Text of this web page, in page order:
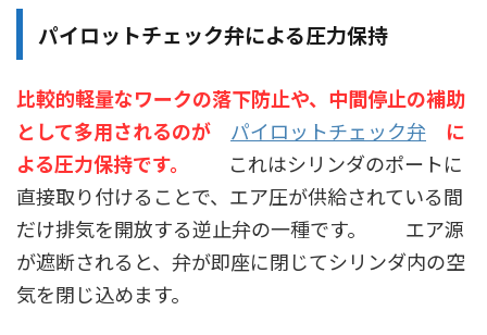
パイロットチェック弁による圧力保持
比較的軽量なワークの落下防止や、中間停止の補助
として多用されるのが パイロットチェック弁 に
よる圧力保持です。
これはシリンダのポートに
直接取り付けることで、エア圧が供給されている間
だけ排気を開放する逆止弁の一種です。 エア源
が遮断されると、弁が即座に閉じてシリンダ内の空
気を閉じ込めます。